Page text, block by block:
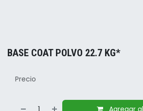
BASE COAT POLVO 22.7 KG*
Precio